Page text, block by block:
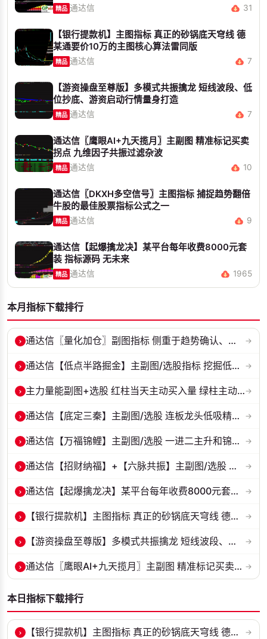
精品 通达信 31
【银行提款机】主图指标 真正的砂锅底天穹线 德
某通要价10万的主图核心算法雷同版
精品 通达信 7
【游资操盘至尊版】多模式共振擒龙 短线波段、低
位抄底、游资启动行情量身打造
精品 通达信 7
通达信〖鹰眼AI+九天揽月〗主副图 精准标记买卖
拐点 九维因子共振过滤杂波
精品 通达信 10
通达信〖DKXH多空信号〗主图指标 捕捉趋势翻倍
牛股的最佳股票指标公式之一
精品 通达信 9
通达信【起爆擒龙决】某平台每年收费8000元套
装 指标源码 无未来
精品 通达信 1965
本月指标下载排行
› 通达信〖量化加仓〗副图指标 侧重于趋势确认、量能配合与高低位反转信号... →
› 通达信【低点半路掘金】主副图/选股指标 挖掘低吸 半路下跌低吸思路 源... →
› 主力量能副图+选股 红柱当天主动买入量 绿柱主动卖出量→
› 通达信【底定三秦】主副图/选股 连板龙头低吸精准量化 出票少而精 五年... →
› 通达信【万福锦鲤】主副图/选股 一进二主升和锦鲤回调两种模式 源码 →
› 通达信【招财纳福】+【六脉共振】主副图/选股 自用经历实战的指标 抓强... →
› 通达信【起爆擒龙决】某平台每年收费8000元套装 指标源码 无未来 →
› 【银行提款机】主图指标 真正的砂锅底天穹线 德某通要价10万的主图核心... →
› 【游资操盘至尊版】多模式共振擒龙 短线波段、低位抄底、游资启动行情量... →
› 通达信〖鹰眼AI+九天揽月〗主副图 精准标记买卖拐点 九维因子共振过滤杂... →
本日指标下载排行
› 【银行提款机】主图指标 真正的砂锅底天穹线 德某通要价10万的主图核心... →